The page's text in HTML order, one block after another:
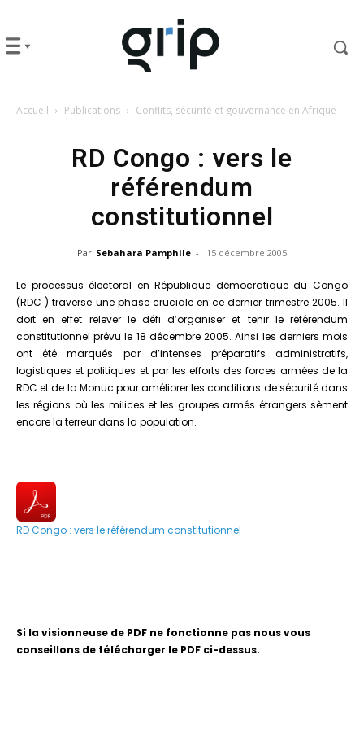
Accueil Publications Conflits, sécurité et gouvernance en Afrique
RD Congo : vers le
référendum
constitutionnel
Par Sebahara Pamphile - 15 décembre 2005
Le processus électoral en République démocratique du Congo
(RDC ) traverse une phase cruciale en ce dernier trimestre 2005. Il
doit en effet relever le défi d’organiser et tenir le référendum
constitutionnel prévu le 18 décembre 2005. Ainsi les derniers mois
ont été marqués par d’intenses préparatifs administratifs,
logistiques et politiques et par les efforts des forces armées de la
RDC et de la Monuc pour améliorer les conditions de sécurité dans
les régions où les milices et les groupes armés étrangers sèment
encore la terreur dans la population.
RD Congo : vers le référendum constitutionnel
Si la visionneuse de PDF ne fonctionne pas nous vous
conseillons de télécharger le PDF ci-dessus.